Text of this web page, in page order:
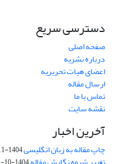
دسترسی سریع
صفحه اصلی
درباره نشریه
اعضای هیات تحریریه
ارسال مقاله
تماس با ما
نقشه سایت
آخرین اخبار
چاپ مقاله به زبان انگلیسی1404-11-26